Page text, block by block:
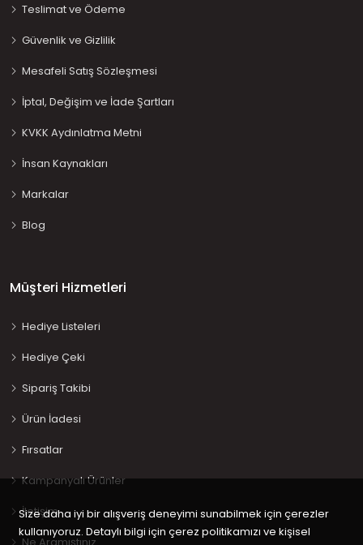
Teslimat ve Ödeme
Güvenlik ve Gizlilik
Mesafeli Satış Sözleşmesi
İptal, Değişim ve İade Şartları
KVKK Aydınlatma Metni
İnsan Kaynakları
Markalar
Blog
Müşteri Hizmetleri
Hediye Listeleri
Hediye Çeki
Sipariş Takibi
Ürün İadesi
Fırsatlar
Kampanyalı Ürünler
İletişim
Size daha iyi bir alışveriş deneyimi sunabilmek için çerezler
kullanıyoruz. Detaylı bilgi için çerez politikamızı ve kişisel